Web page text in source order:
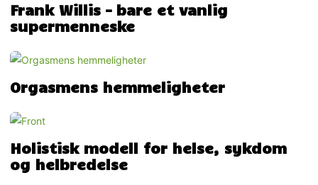
Frank Willis – bare et vanlig
supermenneske
Orgasmens hemmeligheter
Holistisk modell for helse, sykdom
og helbredelse